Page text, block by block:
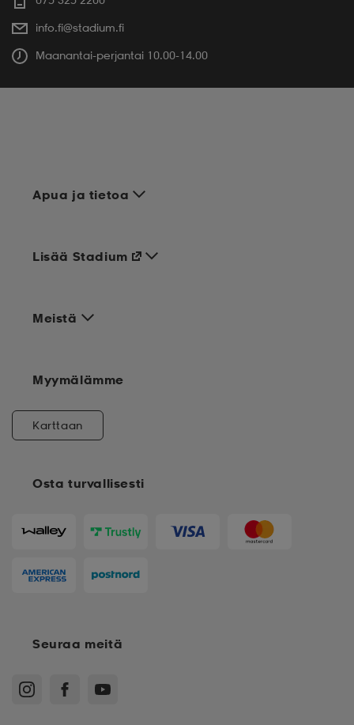
info.fi@stadium.fi
Maanantai-perjantai 10.00-14.00
Apua ja tietoa
Meistä
Osta turvallisesti
Lisää Stadium
Myymälämme
Karttaan
Seuraa meitä